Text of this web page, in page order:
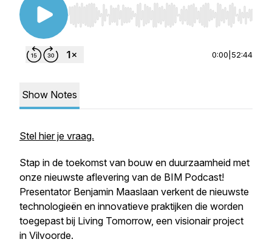
Use Left/Right to seek, Home/End to jump to
0:00 52:44
Show Notes
Stel hier je vraag.
Stap in de toekomst van bouw en duurzaamheid met
onze nieuwste aflevering van de BIM Podcast!
Presentator Benjamin Maaslaan verkent de nieuwste
technologieën en innovatieve praktijken die worden
toegepast bij Living Tomorrow, een visionair project
in Vilvoorde.